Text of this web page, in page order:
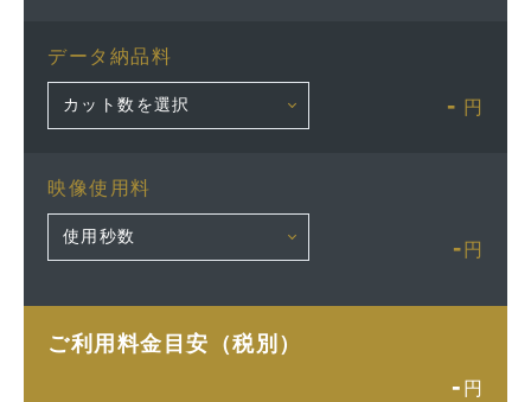
データ納品料
- 円
映像使用料
- 円
ご利用料金目安（税別）
- 円